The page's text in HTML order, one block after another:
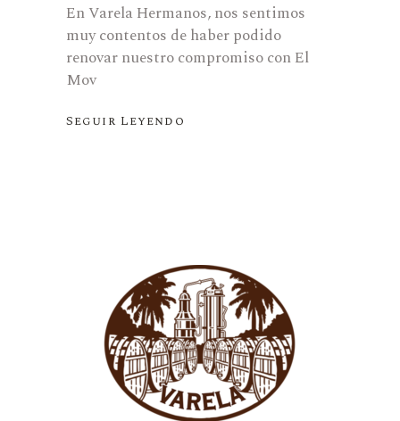
En Varela Hermanos, nos sentimos
muy contentos de haber podido
renovar nuestro compromiso con El
Mov
Seguir Leyendo